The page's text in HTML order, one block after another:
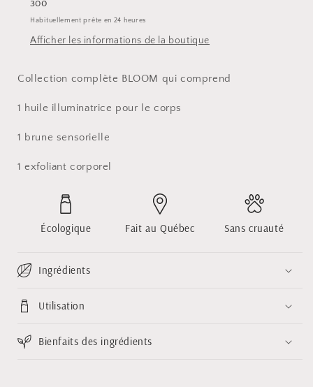
300
Habituellement prête en 24 heures
Afficher les informations de la boutique
Collection complète BLOOM qui comprend
1 huile illuminatrice pour le corps
1 brune sensorielle
1 exfoliant corporel
Écologique Fait au Québec Sans cruauté
Ingrédients
Utilisation
Bienfaits des ingrédients